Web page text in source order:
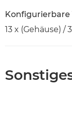
Konfigurierbare
13 x (Gehäuse) /